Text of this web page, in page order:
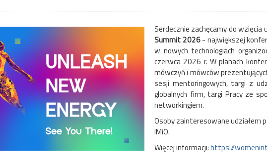
MikroelektroniceLaboratorium Projektowania i
Zastosowań
Serdecznie zachęcamy do wzięcia
Summit 2026- największej
w nowych technologiach
czerwca 2026 r. W planach
mówczyń i mówców
sesji mentoringowych, targi z
globalnych firm, targi Pracy ze
networkingiem.
Osoby zainteresowane
IMiO.
Więcej informacji:https://